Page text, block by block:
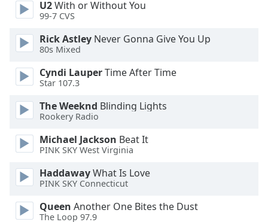
Text
Edge
Style
Font
Reset
Done
Modal
Dialog
dialog
U2With or Without You
99-7 CVS
Rick Astley Never Gonna Give You Up
80s Mixed
Cyndi LauperTime After Time
Star 107.3
The Weeknd Blinding Lights
Rookery Radio
Michael Jackson Beat It
PINK SKY West Virginia
HaddawayWhat Is Love
PINK SKY Connecticut
Queen Another One Bites the Dust
The Loop 97.9